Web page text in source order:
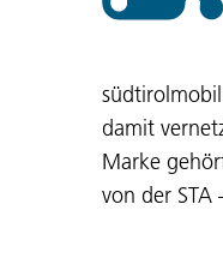
damit
Marke
von der